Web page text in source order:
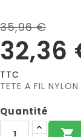
35,96 €
32,36
TTC
TETE A FIL
Quantité
